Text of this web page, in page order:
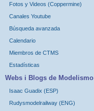
Fotos y Videos (Coppermine)
Canales Youtube
Búsqueda avanzada
Calendario
Miembros de CTMS
Estadísticas
Webs i Blogs de Modelismo
Isaac Guadix (ESP)
Rudysmodelrailway (ENG)